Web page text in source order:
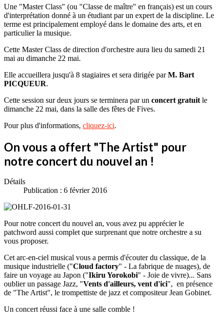
Une "Master Class" (ou "Classe de maître" en français) est un cours
d'interprétation donné à un étudiant par un expert de la discipline. Le
terme est principalement employé dans le domaine des arts, et en
particulier la musique.
Cette Master Class de direction d'orchestre aura lieu du samedi 21
mai au dimanche 22 mai.
Elle accueillera jusqu'à 8 stagiaires et sera dirigée parM. Bart
PICQUEUR.
Cette session sur deux jours se terminera par un concert gratuit le
dimanche 22 mai, dans la salle des fêtes de Fives.
Pour plus d'informations, cliquez-ici.
On vous a offert "The Artist" pour
notre concert du nouvel an !
Détails
Publication : 6 février 2016
Pour notre concert du nouvel an, vous avez pu apprécier le
patchword aussi complet que surprenant que notre orchestre a su
vous proposer.
Cet arc-en-ciel musical vous a permis d'écouter du classique, de la
musique industrielle ("Cloud factory" - La fabrique de nuages), de
faire un voyage au Japon ("Ikiru Yorokobi" - Joie de vivre)... Sans
oublier un passage Jazz, "Vents d'ailleurs, vent d'ici", en présence
de "The Artist", le trompettiste de jazz et compositeur Jean Gobinet.
Un concert réussi face à une salle comble !